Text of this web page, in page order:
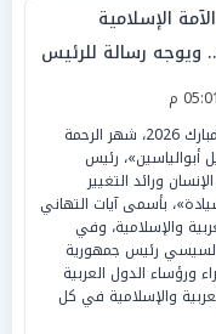
الإسلامية
ويوجه رسالة للرئيس
واحد».. أفعله
بمناسبة حلول شهر رمضان المبارك 2026، شهر الرحمة
أبوالياسين»، رئيس
ورائد التغيير
بأسمى آيات التهاني
والإسلامية، وفي
السيسي رئيس جمهورية
ورؤساء الدول العربية
والإسلامية في كل